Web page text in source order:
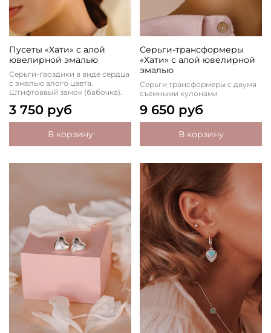
Пусеты «Хати» с алой
ювелирной эмалью
Серьги-гвоздики в виде сердца
с эмалью алого цвета.
Штифтоввый замок (бабочка).
3 750 руб
В корзину
Серьги-трансформеры
«Хати» с алой ювелирной
эмалью
Серьги трансформеры с двумя
съемными кулонами
9 650 руб
В корзину